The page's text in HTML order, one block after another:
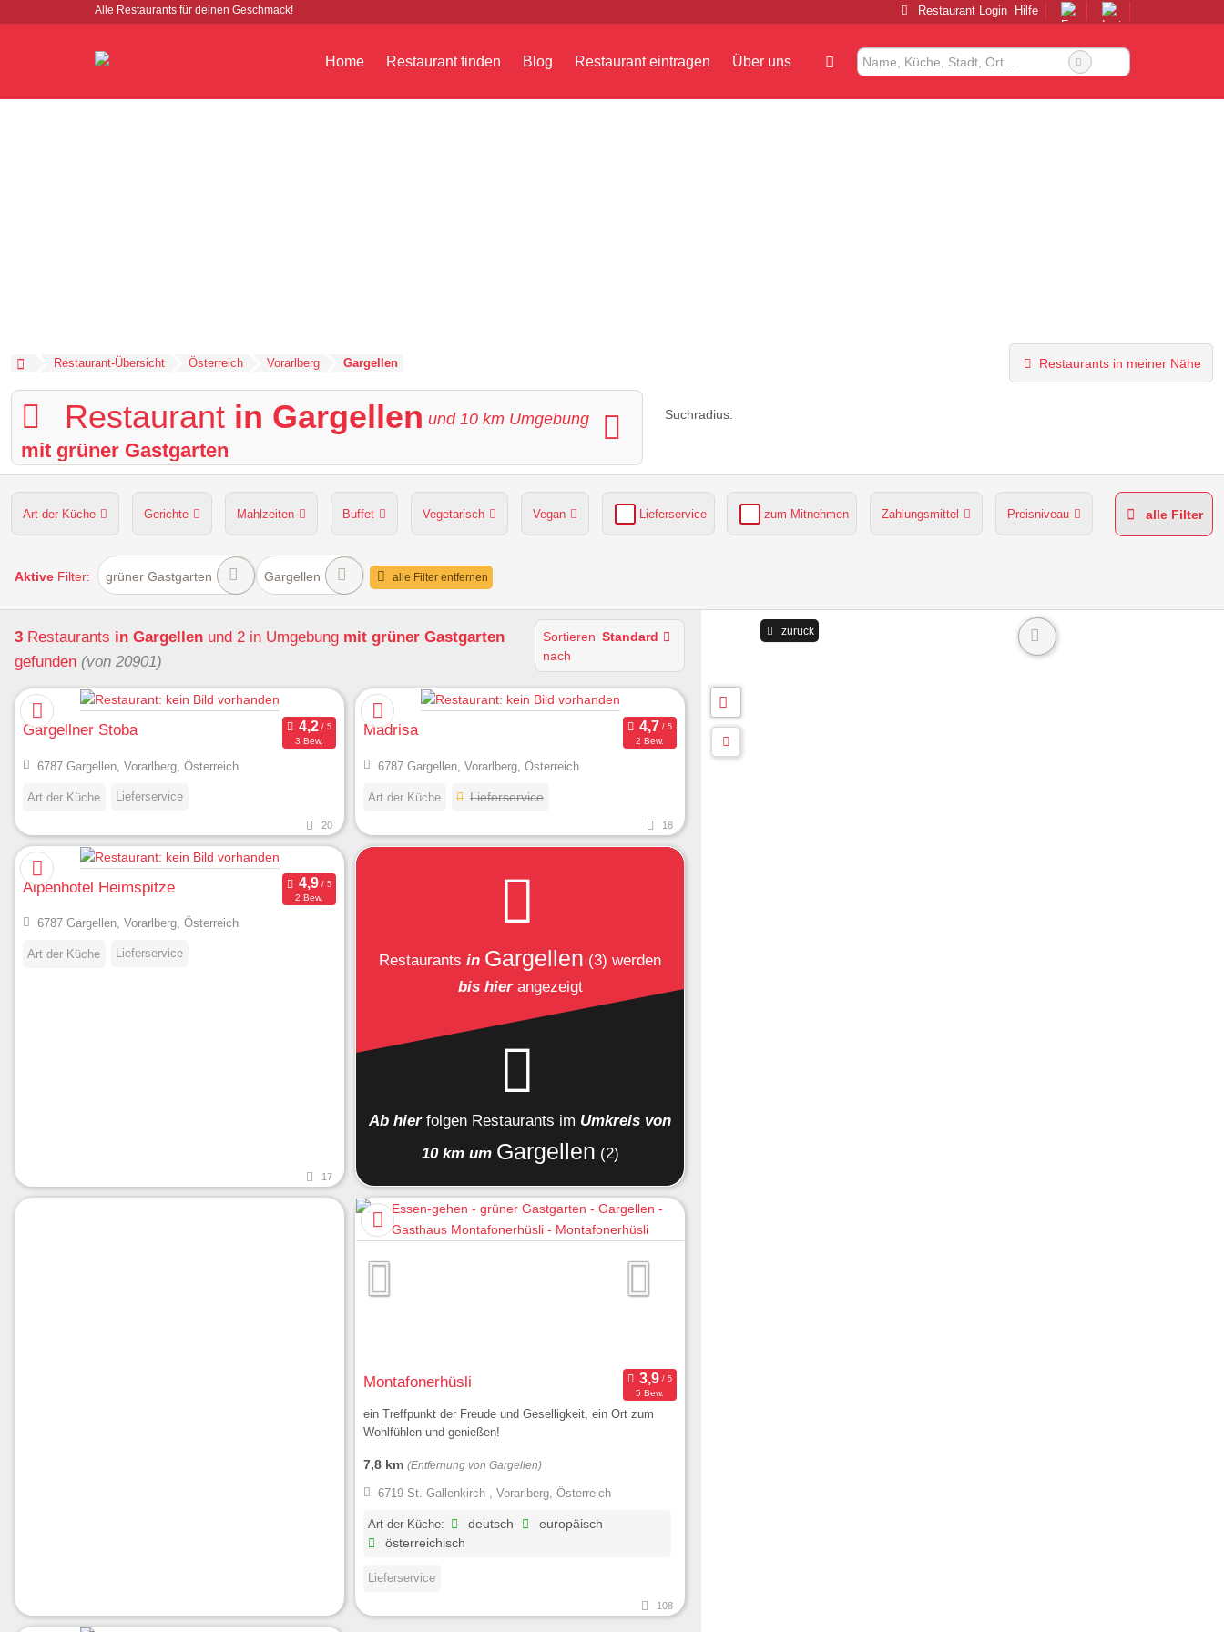
Alle Restaurants für deinen Geschmack! Restaurant Login Hilfe
Home Restaurant finden Blog Restaurant eintragen Über uns
Restaurant-Übersicht Österreich Vorarlberg Gargellen Restaurants in meiner Nähe
Restaurant in Gargellen und 10 km Umgebung
mit grüner Gastgarten
Suchradius:
Art der Küche Gerichte Mahlzeiten Buffet Vegetarisch Vegan Lieferservice zum Mitnehmen Zahlungsmittel Preisniveau
Hunde erlaubt Kapazität Sitzplätze im Freien grüner Gastgarten
alle Filter
Aktive Filter: grüner Gastgarten Gargellen alle Filter entfernen
3 Restaurants in Gargellen und 2 in Umgebung mit grüner Gastgarten
gefunden (von 20901)
Sortieren
nach
Standard
Gargellner Stoba
3 Bew.
6787 Gargellen, Vorarlberg, Österreich
Art der Küche Lieferservice
20
Madrisa
2 Bew.
6787 Gargellen, Vorarlberg, Österreich
Art der Küche Lieferservice
18
Alpenhotel Heimspitze
2 Bew.
6787 Gargellen, Vorarlberg, Österreich
Art der Küche Lieferservice
17
Restaurants in Gargellen (3) werden
bis hierangezeigt
Ab hier folgen Restaurants im Umkreis von
10 km um Gargellen (2)
Montafonerhüsli
5 Bew.
ein Treffpunkt der Freude und Geselligkeit, ein Ort zum
Wohlfühlen und genießen!
7,8 km (Entfernung von Gargellen)
6719 St. Gallenkirch , Vorarlberg, Österreich
Art der Küche: deutsch
europäisch
österreichisch
Lieferservice
108
zurück